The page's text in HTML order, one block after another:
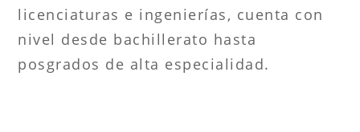
licenciaturas e ingenierías, cuenta con
nivel desde bachillerato hasta
posgrados de alta especialidad.